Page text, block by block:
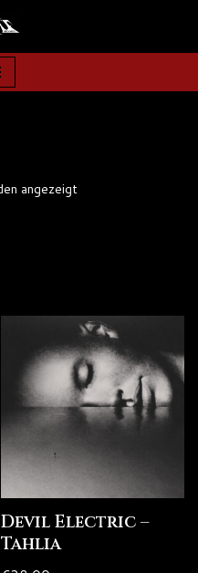
angezeigt
Devil Electric –
Tahlia